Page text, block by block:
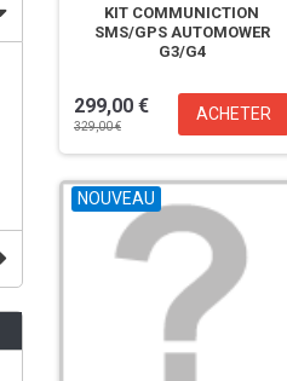
AM430X
2 199,00 €
3 799,00 €
KIT COMMUNICTION
SMS/GPS AUTOMOWER
G3/G4
299,00 €
329,00 €
ACHETER
NOUVEAU